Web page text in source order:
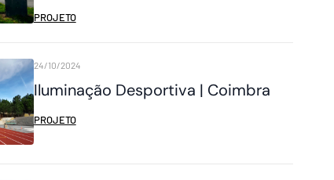
PROJETO
Iluminação Desportiva | Coimbra
24/10/2024
PROJETO